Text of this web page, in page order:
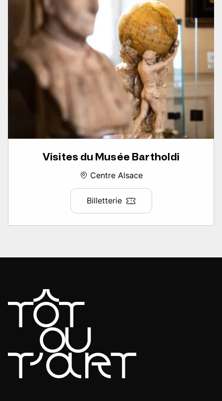
Visites du Musée Bartholdi
Centre Alsace
Billetterie